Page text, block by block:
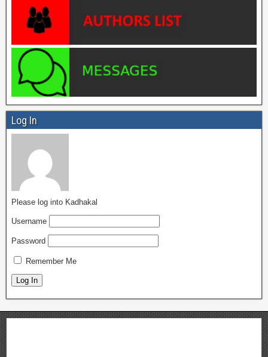
Log In
Please log into Kadhakal
Username
Password
Remember Me